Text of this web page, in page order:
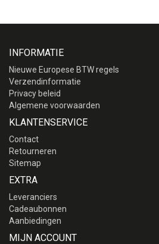
INFORMATIE
Nieuwe Europese BTW regels
Verzendinformatie
Privacy beleid
Algemene voorwaarden
KLANTENSERVICE
Contact
Retourneren
Sitemap
EXTRA
Leveranciers
Cadeaubonnen
Aanbiedingen
MIJN ACCOUNT